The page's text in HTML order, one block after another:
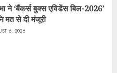
ने ‘बैंकर्स बुक्स एविडेंस बिल-2026’
मत से दी मंजूरी
6, 2026